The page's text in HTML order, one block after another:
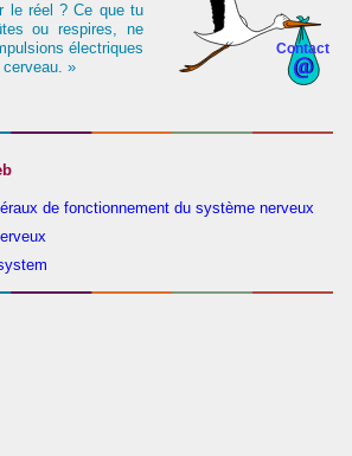
Contact
le réel ? Ce que tu
ou respires, ne
électriques
»
de fonctionnement du système nerveux